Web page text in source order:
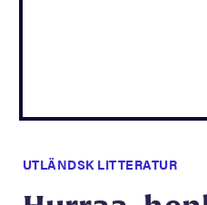
UTLÄNDSK LITTERATUR